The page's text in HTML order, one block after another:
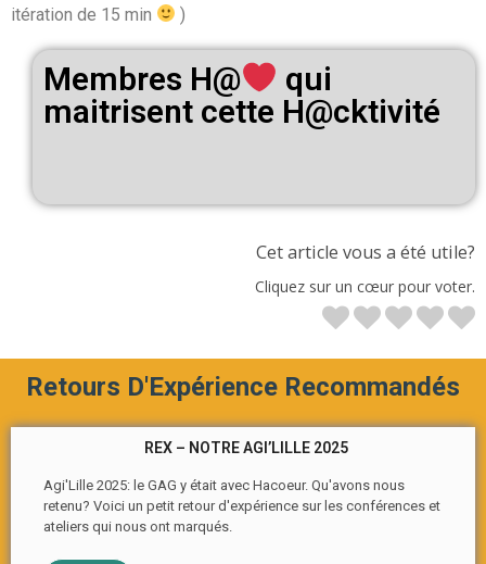
itération de 15 min
)
Membres H@
qui
maitrisent cette H@cktivité
Cet article vous a été utile?
Cliquez sur un cœur pour voter.
Retours D'Expérience Recommandés
REX – NOTRE AGI’LILLE 2025
Agi'Lille 2025: le GAG y était avec Hacoeur. Qu'avons nous
retenu? Voici un petit retour d'expérience sur les conférences et
ateliers qui nous ont marqués.